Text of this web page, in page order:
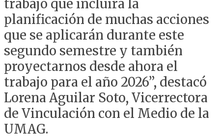
trabajo que incluirá la
planificación de muchas acciones
que se aplicarán durante este
segundo semestre y también
proyectarnos desde ahora el
trabajo para el año 2026”, destacó
Lorena Aguilar Soto, Vicerrectora
de Vinculación con el Medio de la
UMAG.